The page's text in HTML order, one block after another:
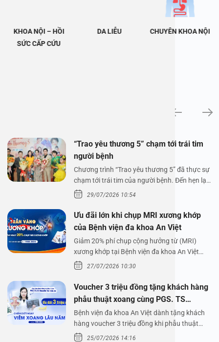
KHOA NỘI – HỒI
SỨC CẤP CỨU
DA LIỄU CHUYÊN KHOA NỘI
“Trao yêu thương 5” chạm tới trái tim
người bệnh
Chương trình “Trao yêu thương 5” đã thực sự
chạm tới trái tim của người bệnh. Đến hẹn lại
lên,…29/07/2026 10:54
Ưu đãi lớn khi chụp MRI xương khớp
của Bệnh viện đa khoa An Việt
Giảm 20% phí chụp cộng hưởng từ (MRI)
xương khớp tại Bệnh viện đa khoa An Việt
Bệnh viện đa…
27/07/2026 10:30
Voucher 3 triệu đồng tặng khách hàng
phẫu thuật xoang cùng PGS. TS
Nguyễn Thị Hoài An
Bệnh viện đa khoa An Việt dành tặng khách
hàng voucher 3 triệu đồng khi phẫu thuật
xoang cùng PGS.…
25/07/2026 14:16